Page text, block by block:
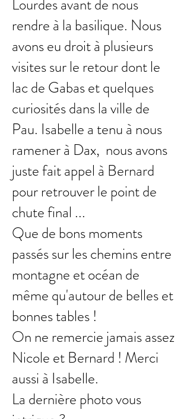
Lourdes avant de nous
rendre à la basilique. Nous
avons eu droit à plusieurs
visites sur le retour dont le
lac de Gabas et quelques
curiosités dans la ville de
Pau. Isabelle a tenu à nous
ramener à Dax, nous avons
juste fait appel à Bernard
pour retrouver le point de
chute final ...
Que de bons moments
passés sur les chemins entre
montagne et océan de
même qu'autour de belles et
bonnes tables !
On ne remercie jamais assez
Nicole et Bernard ! Merci
aussi à Isabelle.
La dernière photo vous